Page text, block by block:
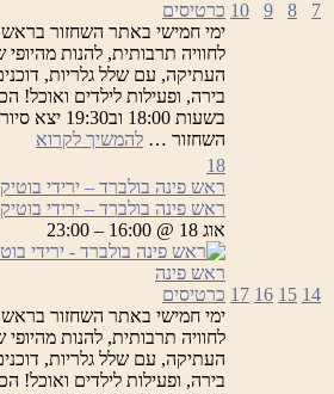
7
8
9
10 כרטיסים
ימי חמישי באתר השחזור בראש
לחוויה תרבותית, להנות
העתיקה, עם שלל גלריות,
בירה, ופעילות לילדים ואוכל!
בשעות 18:00
השחזור … להמשיך לקרוא
–
ירידי
14
15
16
17
18
ראש פינה בולברד – ירידי בוטיק
ראש פינה בולברד – ירידי בוטיק
אוג 18 @ 16:00 – 23:00
כרטיסים
ימי חמישי באתר השחזור בראש
לחוויה תרבותית, להנות
העתיקה, עם שלל גלריות,
בירה, ופעילות לילדים ואוכל!